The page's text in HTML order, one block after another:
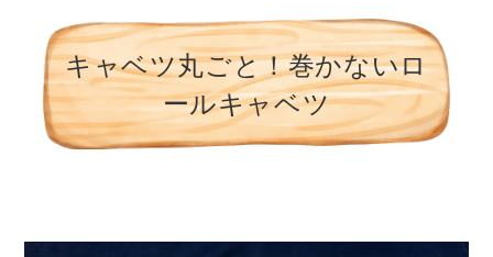
キャベツ丸ごと！巻かないロ
ールキャベツ